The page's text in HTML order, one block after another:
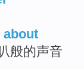
about
般的声音